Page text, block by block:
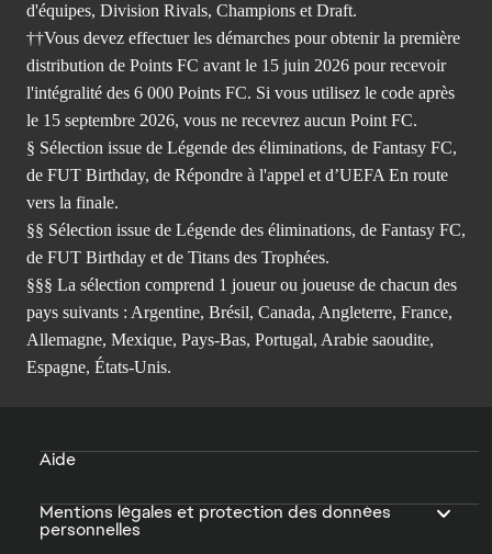
d'équipes, Division Rivals, Champions et Draft.
††Vous devez effectuer les démarches pour obtenir la première
distribution de Points FC avant le 15 juin 2026 pour recevoir
l'intégralité des 6 000 Points FC. Si vous utilisez le code après
le 15 septembre 2026, vous ne recevrez aucun Point FC.
§ Sélection issue de Légende des éliminations, de Fantasy FC,
de FUT Birthday, de Répondre à l'appel et d’UEFA En route
vers la finale.
§§ Sélection issue de Légende des éliminations, de Fantasy FC,
de FUT Birthday et de Titans des Trophées.
§§§ La sélection comprend 1 joueur ou joueuse de chacun des
pays suivants : Argentine, Brésil, Canada, Angleterre, France,
Allemagne, Mexique, Pays-Bas, Portugal, Arabie saoudite,
Espagne, États-Unis.
Aide
Mentions légales et protection des données
personnelles